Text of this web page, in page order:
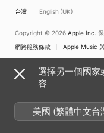
台灣 English (UK)
Copyright © 2026 Apple Inc.
網路服務條款
Apple Music
選擇另一個國家
容
美國 (繁體中文台